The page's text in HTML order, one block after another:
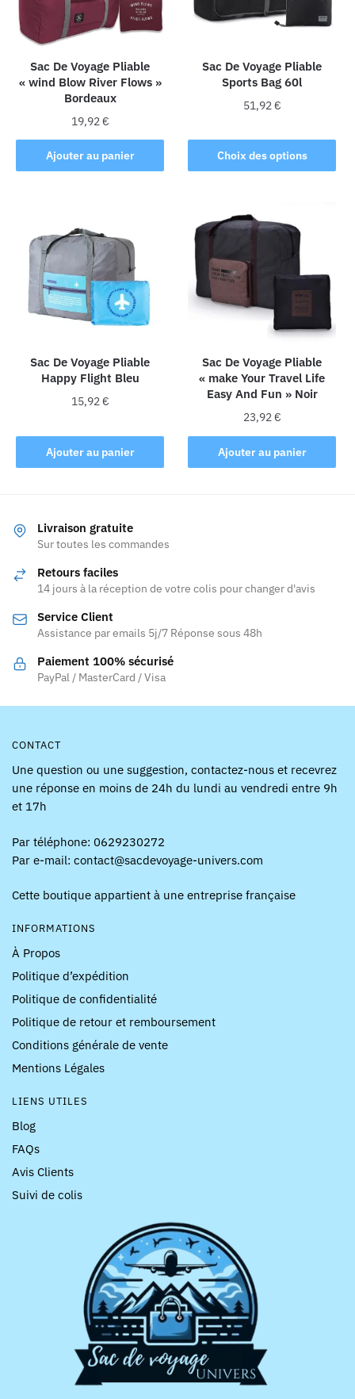
Sac De Voyage Pliable
« wind Blow River Flows »
Bordeaux
19,92€
Ajouter au panier
Sac De Voyage Pliable
Sports Bag 60l
51,92€
Choix des options
produit
a
Les
options
peuvent
choisies
sur
page
du
produit
Sac De Voyage Pliable
Happy Flight Bleu
15,92€
Ajouter au panier
Sac De Voyage Pliable
« make Your Travel Life
Easy And Fun » Noir
23,92€
Ajouter au panier
Livraison gratuite
Sur toutes les commandes
Retours faciles
14 jours à la réception de votre colis pour changer d'avis
Service Client
Assistance par emails 5j/7 Réponse sous 48h
Paiement 100% sécurisé
PayPal / MasterCard / Visa
CONTACT
Une question ou une suggestion, contactez-nous et recevrez
une réponse en moins de 24h du lundi au vendredi entre 9h
et 17h
Par téléphone: 0629230272
Par e-mail: contact@sacdevoyage-univers.com
Cette boutique appartient à une entreprise française
INFORMATIONS
À Propos
Politique d’expédition
Politique de confidentialité
Politique de retour et remboursement
Conditions générale de vente
Mentions Légales
LIENS UTILES
Blog
FAQs
Avis Clients
Suivi de colis